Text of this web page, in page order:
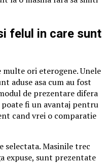
felul in care sunt
ori eterogene. Unele
aduse asa cum au fost
de prezentare difera
fi un avantaj pentru
cand vrei o comparatie
Masinile trec
expuse, sunt prezentate